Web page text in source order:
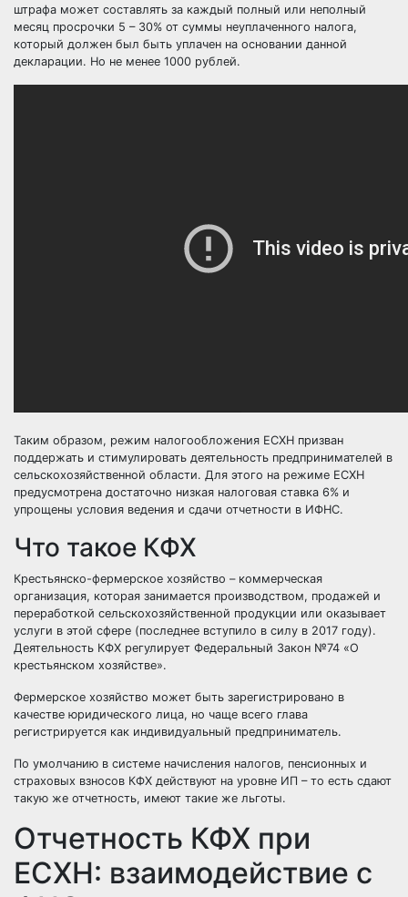
штрафа может составлять за каждый полный или неполный
месяц просрочки 5 – 30% от суммы неуплаченного налога,
который должен был быть уплачен на основании данной
декларации. Но не менее 1000 рублей.
Таким образом, режим налогообложения ЕСХН призван
поддержать и стимулировать деятельность предпринимателей в
сельскохозяйственной области. Для этого на режиме ЕСХН
предусмотрена достаточно низкая налоговая ставка 6% и
упрощены условия ведения и сдачи отчетности в ИФНС.
Что такое КФХ
Крестьянско-фермерское хозяйство – коммерческая
организация, которая занимается производством, продажей и
переработкой сельскохозяйственной продукции или оказывает
услуги в этой сфере (последнее вступило в силу в 2017 году).
Деятельность КФХ регулирует Федеральный Закон №74 «О
крестьянском хозяйстве».
Фермерское хозяйство может быть зарегистрировано в
качестве юридического лица, но чаще всего глава
регистрируется как индивидуальный предприниматель.
По умолчанию в системе начисления налогов, пенсионных и
страховых взносов КФХ действуют на уровне ИП – то есть сдают
такую же отчетность, имеют такие же льготы.
Отчетность КФХ при
ЕСХН: взаимодействие с